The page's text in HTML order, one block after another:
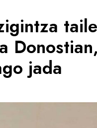
jada